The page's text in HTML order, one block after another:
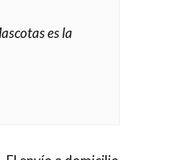
es la